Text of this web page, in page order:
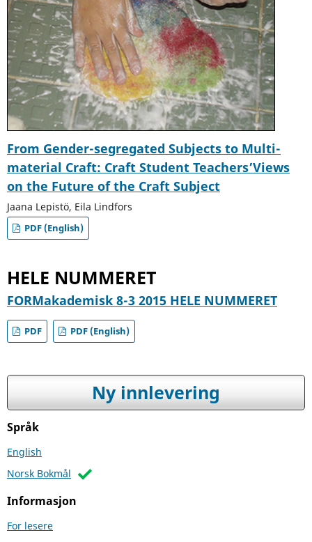
From Gender-segregated Subjects to Multi-
material Craft: Craft Student Teachers’Views
on the Future of the Craft Subject
Jaana Lepistö, Eila Lindfors
PDF (English)
HELE NUMMERET
FORMakademisk 8-3 2015 HELE NUMMERET
PDF PDF (English)
Ny innlevering
Språk
English
Norsk Bokmål
Informasjon
For lesere